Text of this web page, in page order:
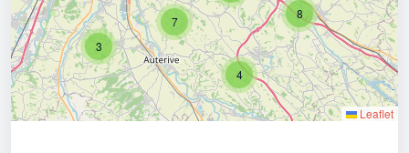
3
8
4
7
Leaflet